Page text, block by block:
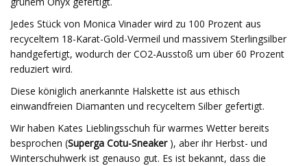
Jedes Stück von Monica Vinader wird zu 100 Prozent aus
recyceltem 18-Karat-Gold-Vermeil und massivem Sterlingsilber
handgefertigt, wodurch der CO2-Ausstoß um über 60 Prozent
reduziert wird.
Diese königlich anerkannte Halskette ist aus ethisch
einwandfreien Diamanten und recyceltem Silber gefertigt.
Wir haben Kates Lieblingsschuh für warmes Wetter bereits
besprochen (Superga Cotu-Sneaker), aber ihr Herbst- und
Winterschuhwerk ist genauso gut. Es ist bekannt, dass die